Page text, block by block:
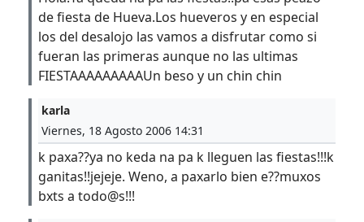
de fiesta de Hueva.Los hueveros y en especial
los del desalojo las vamos a disfrutar como si
fueran las primeras aunque no las ultimas
FIESTAAAAAAAAAUn beso y un chin chin
karla
Viernes, 18 Agosto 2006 14:31
k paxa??ya no keda na pa k lleguen las fiestas!!!k
ganitas!!jejeje. Weno, a paxarlo bien e??muxos
bxts a todo@s!!!